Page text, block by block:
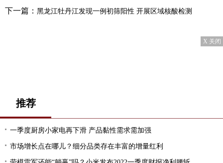
下一篇： 黑龙江牡丹江发现一例初筛阳性 开展区域核酸检测
X 关闭
推荐
一季度厨房小家电再下滑 产品黏性需求需加强
市场增长点在哪儿？细分品类存在丰富的增量红利